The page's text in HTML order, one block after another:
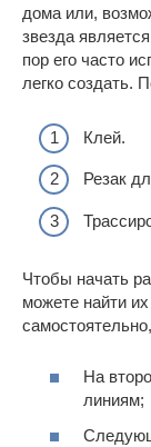
дома или,
звезда
пор его часто
легко создать.
Клей.
Резак
Чтобы начать
можете найти
На
линиям;